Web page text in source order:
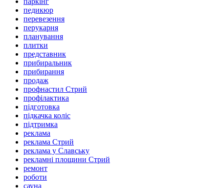
педикюр
перевезення
перукарня
планування
плитки
представник
прибиральник
прибирання
продаж
профнастил Стрий
профілактика
підготовка
підкачка коліс
підтримка
реклама
реклама Стрий
реклама у Славську
рекламні площини Стрий
ремонт
роботи
сауна